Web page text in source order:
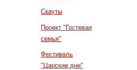
Скауты
Проект "Гостевая
семья"
Фестиваль
"Царские дни"